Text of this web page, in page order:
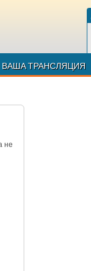
ВАША ТРАНСЛЯЦИЯ
не